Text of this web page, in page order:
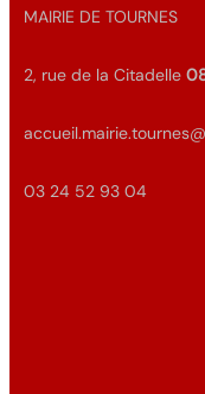
MAIRIE DE TOURNES
2, rue de la Citadelle
03 24 52 93 04